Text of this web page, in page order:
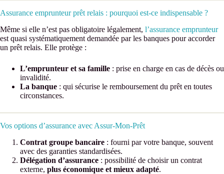
Assurance emprunteur prêt relais : pourquoi est-ce indispensable ?
Même si elle n’est pas obligatoire légalement, l’assurance emprunteur
est quasi systématiquement demandée par les banques pour accorder
un prêt relais. Elle protège :
L’emprunteur et sa famille : prise en charge en cas de décès ou
invalidité.
La banque : qui sécurise le remboursement du prêt en toutes
circonstances.
Vos options d’assurance avec Assur-Mon-Prêt
Contrat groupe bancaire : fourni par votre banque, souvent
avec des garanties standardisées.
Délégation d’assurance : possibilité de choisir un contrat
externe, plus économique et mieux adapté.